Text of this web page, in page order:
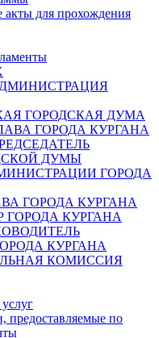
для прохождения
ГОРОДСКАЯ ДУМА
ГОРОДА КУРГАНА
ДУМЫ
ГОРОДА
ГОРОДА КУРГАНА
ГОРОДА КУРГАНА
КУРГАНА
КОМИССИЯ
предоставляемые по